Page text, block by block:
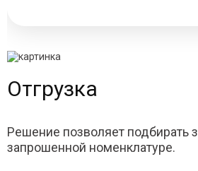
Отгрузка
Решение позволяет подбирать
запрошенной номенклатуре.